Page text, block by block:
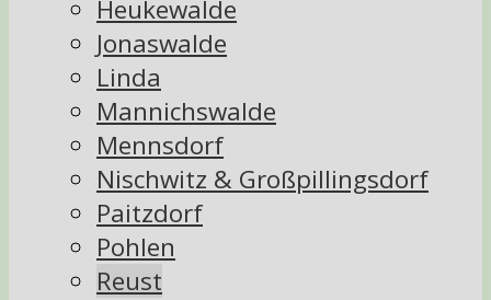
Heukewalde
Jonaswalde
Linda
Mannichswalde
Mennsdorf
Nischwitz & Großpillingsdorf
Paitzdorf
Pohlen
Reust